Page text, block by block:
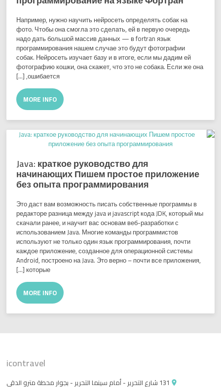
Например, нужно научить нейросеть определять собак на
фото. Чтобы она смогла это сделать, ей в первую очередь
надо дать большой массив данных — в fortran язык
программирования нашем случае это будут фотографии
собак. Нейросеть изучает базу и в итоге, если мы дадим ей
фотографию кошки, она скажет, что это не собака. Если же она
ошибается, […]
MORE INFO
Java: краткое руководство для
начинающих Пишем простое приложение
без опыта программирования
Это даст вам возможность писать собственные программы в
редакторе разница между java и javascript кода JDK, который мы
скачали ранее, и научит вас основам веб-разработки с
использованием Java. Многие команды программистов
используют не только один язык программирования, почти
каждое приложение, созданное для операционной системы
Android, построено на Java. Это верно – почти все приложения,
которые […]
MORE INFO
icontravel
place